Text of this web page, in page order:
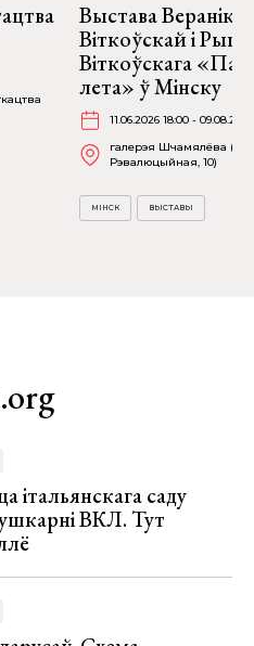
Выстава Веранікі
Віткоўскай і
Віткоўскага
лета» ў Мінску
11.06.2026 18:00 -
галерэя Шчамялёва
Рэвалюцыйная, 10)
МІНСК ВЫСТАВЫ
італьянскага саду
ВКЛ. Тут